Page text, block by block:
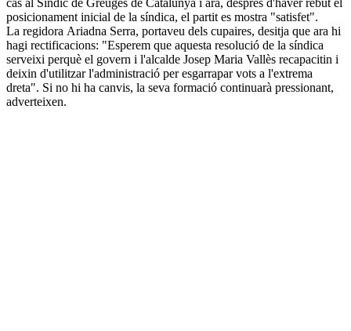
cas al Síndic de Greuges de Catalunya i ara, després d'haver rebut el
posicionament inicial de la síndica, el partit es mostra "satisfet".
La regidora Ariadna Serra, portaveu dels cupaires, desitja que ara hi
hagi rectificacions: "Esperem que aquesta resolució de la síndica
serveixi perquè el govern i l'alcalde Josep Maria Vallès recapacitin i
deixin d'utilitzar l'administració per esgarrapar vots a l'extrema
dreta". Si no hi ha canvis, la seva formació continuarà pressionant,
adverteixen.